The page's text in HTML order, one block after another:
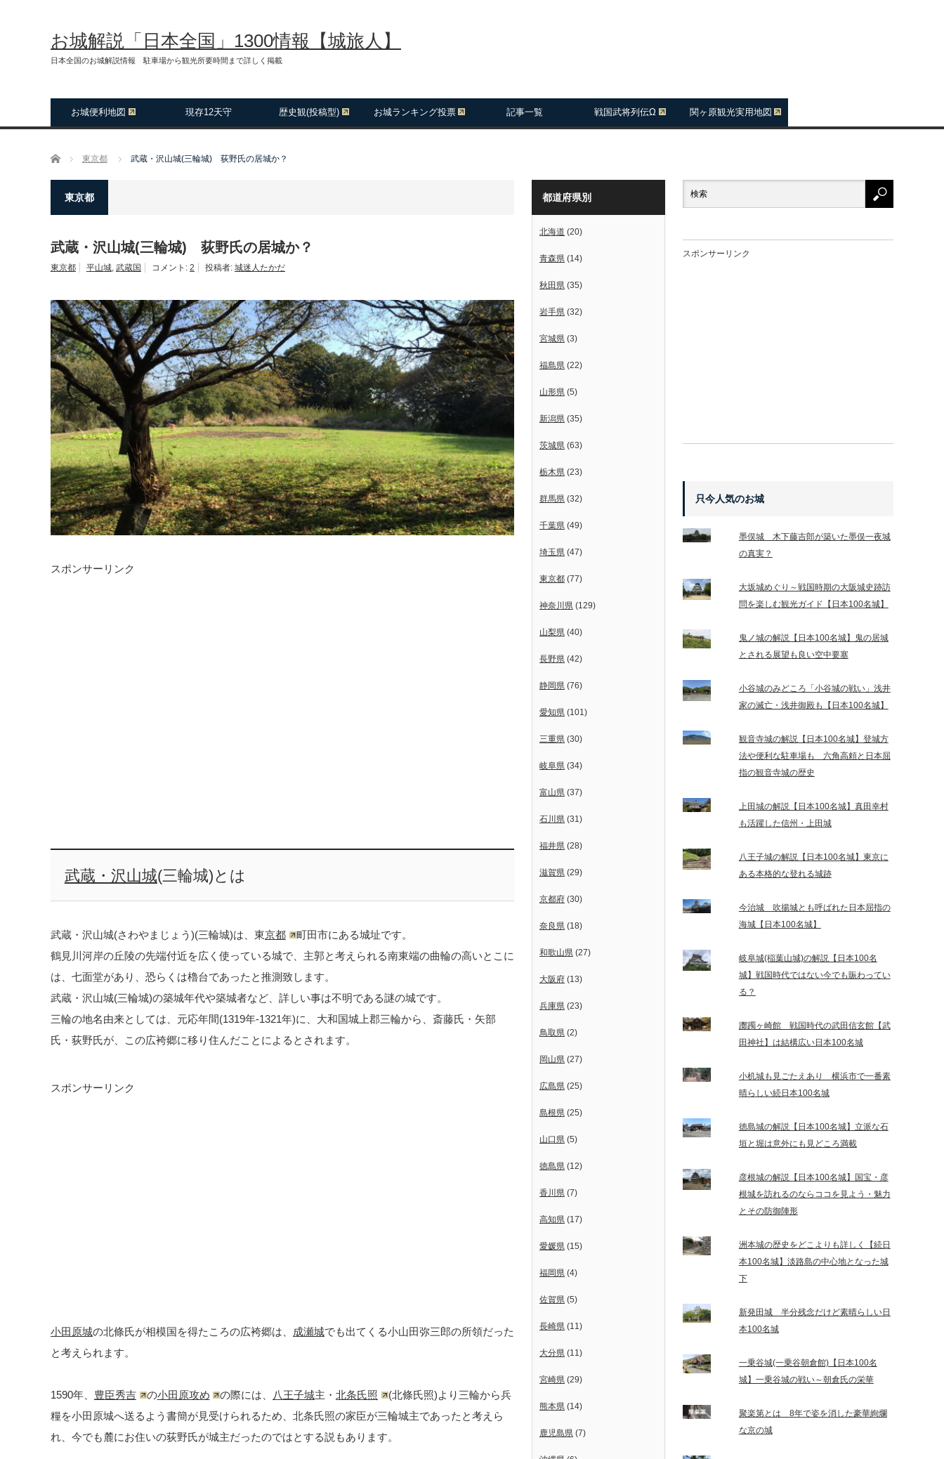
お城解説「日本全国」1300情報【城旅人】
日本全国のお城解説情報 駐車場から観光所要時間まで詳しく掲載
お城便利地図 現存12天守 歴史観(投稿型) お城ランキング投票 記事一覧 戦国武将列伝Ω 関ヶ原観光実用地図
ホーム 東京都 武蔵・沢山城(三輪城) 荻野氏の居城か？
東京都
武蔵・沢山城(三輪城) 荻野氏の居城か？
東京都 平山城, 武蔵国 コメント: 2 投稿者: 城迷人たかだ
スポンサーリンク
武蔵・沢山城(三輪城)とは
武蔵・沢山城(さわやまじょう)(三輪城)は、東京都
町田市にある城址です。
鶴見川河岸の丘陵の先端付近を広く使っている城で、主郭と考えられる南東端の曲輪の高いとこに
は、七面堂があり、恐らくは櫓台であったと推測致します。
武蔵・沢山城(三輪城)の築城年代や築城者など、詳しい事は不明である謎の城です。
三輪の地名由来としては、元応年間(1319年-1321年)に、大和国城上郡三輪から、斎藤氏・矢部
氏・荻野氏が、この広袴郷に移り住んだことによるとされます。
スポンサーリンク
小田原城の北條氏が相模国を得たころの広袴郷は、 成瀬城でも出てくる小山田弥三郎の所領だった
と考えられます。
1590年、 豊臣秀吉 の小田原攻め の際には、 八王子城主・ 北条氏照
(北條氏照)より三輪から兵
糧を小田原城へ送るよう書簡が見受けられるため、北条氏照の家臣が三輪城主であったと考えら
れ、今でも麓にお住いの荻野氏が城主だったのではとする説もあります。
都道府県別
北海道 (20)
青森県 (14)
秋田県 (35)
岩手県 (32)
宮城県 (3)
福島県 (22)
山形県 (5)
新潟県 (35)
茨城県 (63)
栃木県 (23)
群馬県 (32)
千葉県 (49)
埼玉県 (47)
東京都 (77)
神奈川県 (129)
山梨県 (40)
長野県 (42)
静岡県 (76)
愛知県 (101)
三重県 (30)
岐阜県 (34)
富山県 (37)
石川県 (31)
福井県 (28)
滋賀県 (29)
京都府 (30)
奈良県 (18)
和歌山県 (27)
大阪府 (13)
兵庫県 (23)
鳥取県 (2)
岡山県 (27)
広島県 (25)
島根県 (25)
山口県 (5)
徳島県 (12)
香川県 (7)
高知県 (17)
愛媛県 (15)
福岡県 (4)
佐賀県 (5)
長崎県 (11)
大分県 (11)
宮崎県 (29)
熊本県 (14)
鹿児島県 (7)
スポンサーリンク
只今人気のお城
墨俣城 木下藤吉郎が築いた墨俣一夜城
の真実？
大坂城めぐり～戦国時期の大阪城史跡訪
問を楽しむ観光ガイド【日本100名城】
鬼ノ城の解説【日本100名城】鬼の居城
とされる展望も良い空中要塞
小谷城のみどころ「小谷城の戦い」浅井
家の滅亡・浅井御殿も【日本100名城】
観音寺城の解説【日本100名城】登城方
法や便利な駐車場も 六角高頼と日本屈
指の観音寺城の歴史
上田城の解説【日本100名城】真田幸村
も活躍した信州・上田城
八王子城の解説【日本100名城】東京に
ある本格的な登れる城跡
今治城 吹揚城とも呼ばれた日本屈指の
海城【日本100名城】
岐阜城(稲葉山城)の解説【日本100名
城】戦国時代ではない今でも賑わってい
る？
躑躅ヶ崎館 戦国時代の武田信玄館【武
田神社】は結構広い日本100名城
小机城も見ごたえあり 横浜市で一番素
晴らしい続日本100名城
徳島城の解説【日本100名城】立派な石
垣と堀は意外にも見どころ満載
彦根城の解説【日本100名城】国宝・彦
根城を訪れるのならココを見よう・魅力
とその防御陣形
洲本城の歴史をどこよりも詳しく【続日
本100名城】淡路島の中心地となった城
下
新発田城 半分残念だけど素晴らしい日
本100名城
一乗谷城(一乗谷朝倉館)【日本100名
城】一乗谷城の戦い～朝倉氏の栄華
聚楽第とは 8年で姿を消した豪華絢爛
な京の城